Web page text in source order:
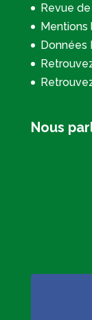
Revue
Mentions
Données
Nous